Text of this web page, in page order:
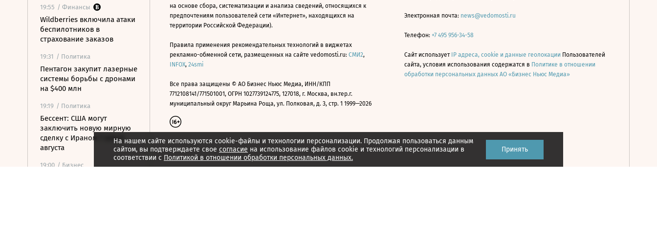
19:55 / Финансы
Wildberries включила атаки
беспилотников в
страхование заказов
19:31 / Политика
Пентагон закупит лазерные
системы борьбы с дронами
на $400 млн
19:19 / Политика
Бессент: США могут
заключить новую мирную
сделку с Ираном 7 или 8
августа
19:00 / Бизнес
На нашем сайте используются cookie-файлы и технологии персонализации. Продолжая пользоваться данным
сайтом, вы подтверждаете свое согласие на использование файлов cookie и технологий персонализации в
соответствии с Политикой в отношении обработки персональных данных.
Принять
на основе сбора, систематизации и анализа сведений, относящихся к
предпочтениям пользователей сети «Интернет», находящихся на
территории Российской Федерации).
Правила применения рекомендательных технологий в виджетах
рекламно-обменной сети, размещенных на сайте vedomosti.ru: СМИ2,
INFOX, 24smi
Все права защищены © АО Бизнес Ньюс Медиа, ИНН/КПП
7712108141/771501001, ОГРН 1027739124775, 127018, г. Москва, вн.тер.г.
муниципальный округ Марьина Роща, ул. Полковая, д. 3, стр. 1 1999—2026
Электронная почта: news@vedomosti.ru
Телефон: +7 495 956-34-58
Сайт использует IP адреса, cookie и данные геолокации Пользователей
сайта, условия использования содержатся в Политике в отношении
обработки персональных данных АО «Бизнес Ньюс Медиа»